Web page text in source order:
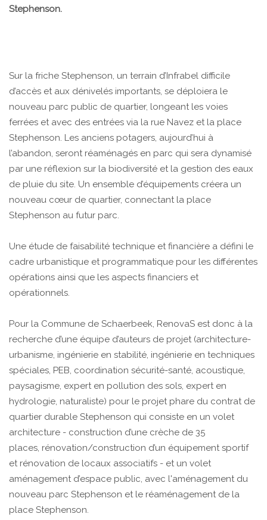
Stephenson.
Sur la friche Stephenson, un terrain d’Infrabel difficile
d’accès et aux dénivelés importants, se déploiera le
nouveau parc public de quartier, longeant les voies
ferrées et avec des entrées via la rue Navez et la place
Stephenson. Les anciens potagers, aujourd’hui à
l’abandon, seront réaménagés en parc qui sera dynamisé
par une réflexion sur la biodiversité et la gestion des eaux
de pluie du site. Un ensemble d’équipements créera un
nouveau cœur de quartier, connectant la place
Stephenson au futur parc.
Une étude de faisabilité technique et financière a défini le
cadre urbanistique et programmatique pour les différentes
opérations ainsi que les aspects financiers et
opérationnels.
Pour la Commune de Schaerbeek, RenovaS est donc à la
recherche d’une équipe d’auteurs de projet (architecture-
urbanisme, ingénierie en stabilité, ingénierie en techniques
spéciales, PEB, coordination sécurité-santé, acoustique,
paysagisme, expert en pollution des sols, expert en
hydrologie, naturaliste) pour le projet phare du contrat de
quartier durable Stephenson qui consiste en un volet
architecture - construction d’une crèche de 35
places, rénovation/construction d’un équipement sportif
et rénovation de locaux associatifs - et un volet
aménagement d’espace public, avec l'aménagement du
nouveau parc Stephenson et le réaménagement de la
place Stephenson.